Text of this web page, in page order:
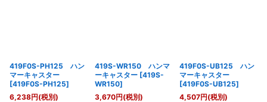
419F0S-PH125 ハン
マーキャスター
[419F0S-PH125]
6,238円(税別)
419S-WR150 ハンマ
ーキャスター [419S-
WR150]
3,670円(税別)
419F0S-UB125 ハン
マーキャスター
[419F0S-UB125]
4,507円(税別)